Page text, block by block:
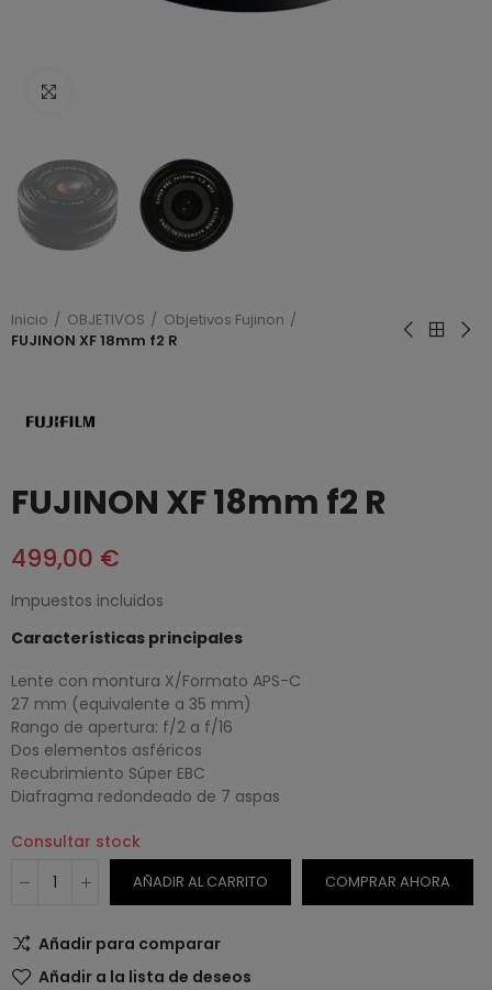
Inicio OBJETIVOS
Objetivos Fujinon
FUJINON XF 18mm f2 R
FUJINON XF 18mm f2 R
499,00 €
Impuestos incluidos
Características principales
Lente con montura X/Formato APS-C
27 mm (equivalente a 35 mm)
Rango de apertura: f/2 a f/16
Dos elementos asféricos
Recubrimiento Súper EBC
Diafragma redondeado de 7 aspas
Consultar stock
AÑADIR AL CARRITO COMPRAR AHORA
Añadir para comparar
Añadir a la lista de deseos